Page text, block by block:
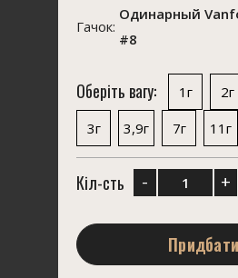
Гачок:
Одинарный
#8
Оберіть вагу: 1г 2г
3г
3,9г 7г 11г
Кіл-сть - +
Придбати